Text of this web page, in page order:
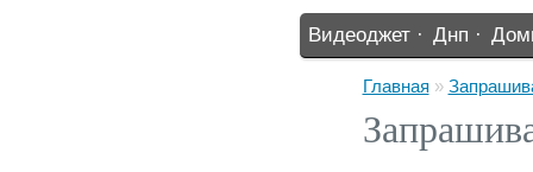
Видеоджет · Днп ·
Главная »